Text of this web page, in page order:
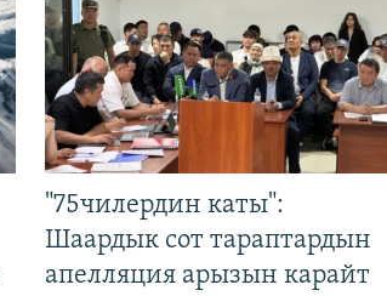
"75чилердин каты":
Шаардык сот тараптардын
апелляция арызын карайт